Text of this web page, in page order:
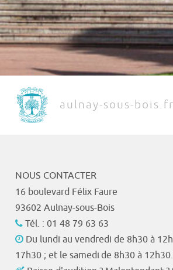
aulnay-sous-bois.fr
NOUS CONTACTER
16 boulevard Félix Faure
93602 Aulnay-sous-Bois
Tél. : 01 48 79 63 63
Du lundi au vendredi de 8h30 à
17h30 ; et le samedi de 8h30 à 12h30.